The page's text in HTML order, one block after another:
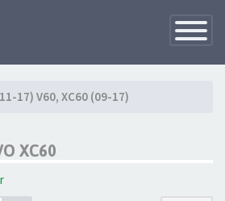
Toggle
17) V60, XC60 (09-17)
XC60